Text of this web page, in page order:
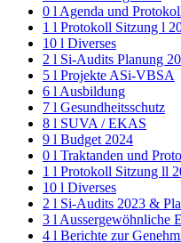
0 l Agenda und
1 l Protokoll Sitzung l
10 l Diverses
2 l Si-Audits Planung
5 l Projekte ASi-VBSA
6 l Ausbildung
7 l Gesundheitsschutz
8 l SUVA / EKAS
9 l Budget 2024
0 l Traktanden und
1 l Protokoll Sitzung ll
10 l Diverses
2 l Si-Audits 2023 &
3 l Aussergewöhnliche
4 l Berichte zur